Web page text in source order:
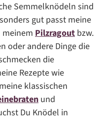
Semmelknödeln sind
gut passt meine
meinemPilzragout bzw.
oder andere Dinge die
die
Rezepte wie
meine klassischen
und
Du Knödel in